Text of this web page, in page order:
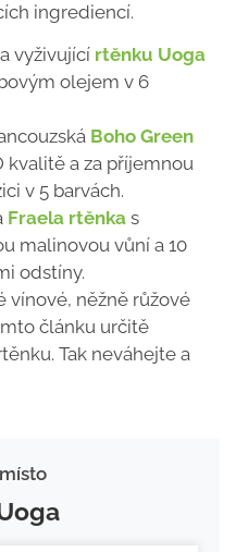
ingrediencí.
vyživující rtěnku Uoga
olejem v 6
Boho Green
kvalitě a za příjemnou
v 5 barvách.
Fraela rtěnka s
malinovou vůní a 10
odstíny.
vínové, něžně růžové
článku určitě
Tak neváhejte a